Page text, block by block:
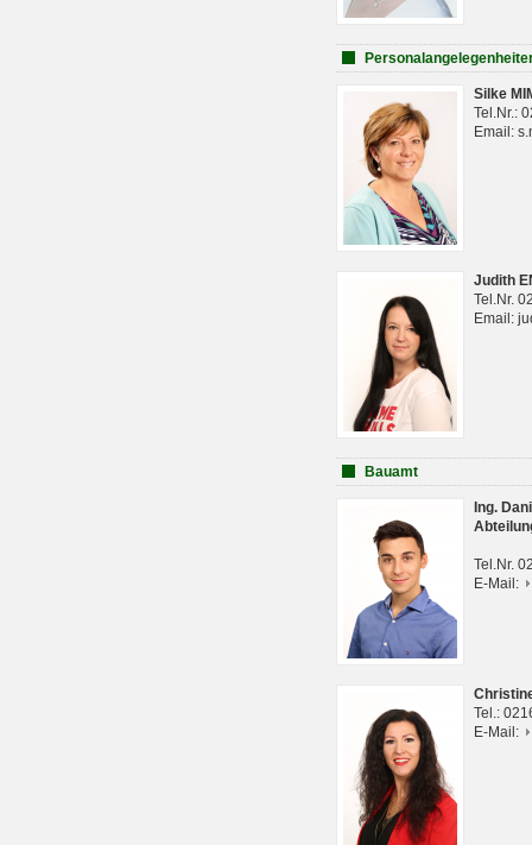
Silke
Tel.Nr.:
Email:
Judith
Tel.Nr.
Email:
Bauamt
Ing.
Tel.Nr.
E-Mail:
Tel.:
E-Mail: